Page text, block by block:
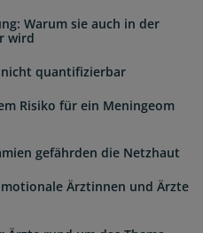
Warum sie auch in der
wird
quantifizierbar
Risiko für ein Meningeom
gefährden die Netzhaut
Ärztinnen und Ärzte